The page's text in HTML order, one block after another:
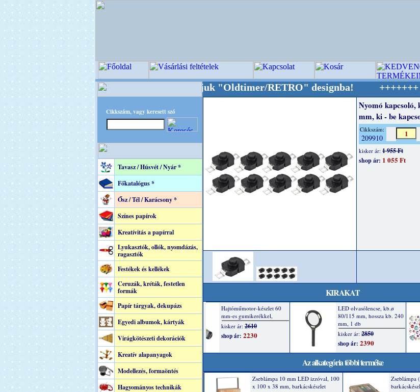
Cikkszám, vagy keresett szó
Tavasz / Húsvét / Nyár *
Főkatalógus *
Ősz / Tél / Karácsony *
Színes papírok
Kreatívitás a papírral
Lyukasztók, ollók, nyomdázás,
ragasztók
Festékek és kellékek
Ceruzák, kréták, festetlen
formák
Papír tárgyak, dekupázs
Egyedi albumok, kártyák
Virágkötészeti dekorációk
Kreatív alapanyagok
Modellezés, formaöntés
Hagyományos technikák
Oldalunkat akarattal tartjuk "Oldtimer/RETRO" designba! +++++++
Nyomó kapcsoló,
mm, ki - be
Cikkszám:
209910
kisker ár: 1 955 Ft
shop ár: 1 055 Ft
KIRAKAT
Az alkategória többi terméke
Zseblámpa 10 mm LED izzóval, 100
x 100 x 38 mm, barkácskészlet
Zseblámpa